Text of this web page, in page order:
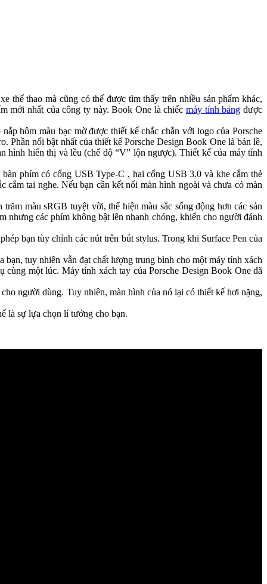
thể thao mà cũng có thể được tìm thấy trên nhiều sản phẩm khác,
mới nhất của công ty này. Book One là chiếcmáy tính bảng được
hôm màu bạc mờ được thiết kế chắc chắn với logo của Porsche
nổi bật nhất của thiết kế Porsche Design Book One là bản lề,
hình hiển thị và lều (chế độ “V” lộn ngược). Thiết kế của máy tính
phím có cổng USB Type-C , hai cổng USB 3.0 và khe cắm thẻ
tai nghe. Nếu bạn cần kết nối màn hình ngoài và chưa có màn
màu sRGB tuyệt vời, thể hiện màu sắc sống động hơn các sản
nhưng các phím không bật lên nhanh chóng, khiến cho người đánh
bạn tùy chỉnh các nút trên bút stylus. Trong khi Surface Pen của
bạn, tuy nhiên vẫn đạt chất lượng trung bình cho một máy tính xách
một lúc. Máy tính xách tay của Porsche Design Book One đã
người dùng. Tuy nhiên, màn hình của nó lại có thiết kế hơi nặng,
là sự lựa chọn lí tưởng cho bạn.